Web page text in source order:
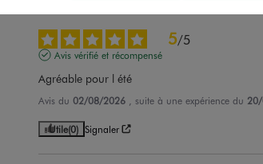
5/5
Avis vérifié et récompensé
Agréable pour l été
Avis du 02/08/2026 , suite à une expérience du
Utile(0) Signaler